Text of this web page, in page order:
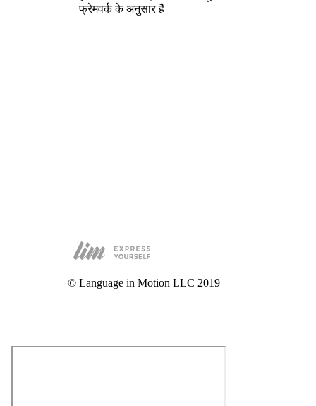
फ्रेमवर्क के अनुसार हैं
© Language in Motion LLC 2019